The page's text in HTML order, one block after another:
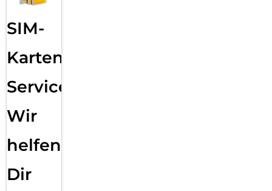
SIM-
Karten
Service:
Wir
helfen
Dir